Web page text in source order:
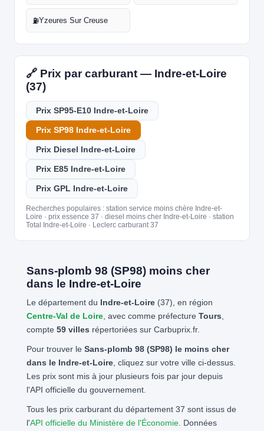
⛽Yzeures Sur Creuse
🔗 Prix par carburant — Indre-et-Loire
(37)
Prix SP95-E10 Indre-et-Loire
Prix SP98 Indre-et-Loire
Prix Diesel Indre-et-Loire
Prix E85 Indre-et-Loire
Prix GPL Indre-et-Loire
Recherches populaires : station service moins chère Indre-et-
Loire · prix essence 37 · diesel moins cher Indre-et-Loire · station
Total Indre-et-Loire · Leclerc carburant 37
Sans-plomb 98 (SP98) moins cher
dans le Indre-et-Loire
Le département du Indre-et-Loire(37), en région
Centre-Val de Loire, avec comme préfecture Tours,
compte 59 villes répertoriées sur Carbuprix.fr.
Pour trouver le Sans-plomb 98 (SP98) le moins cher
dans le Indre-et-Loire, cliquez sur votre ville ci-dessus.
Les prix sont mis à jour plusieurs fois par jour depuis
l'API officielle du gouvernement.
Tous les prix carburant du département 37 sont issus de
l'API officielle du Ministère de l'Économie. Données